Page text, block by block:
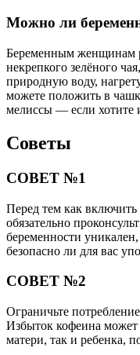
Можно ли
Беременным женщинам
некрепкого зелёного
природную воду,
можете положить в
мелиссы — если хотите
Советы
СОВЕТ №1
Перед тем как
обязательно
беременности
безопасно ли для вас
СОВЕТ №2
Ограничьте
Избыток кофеина может
матери, так и ребенка,